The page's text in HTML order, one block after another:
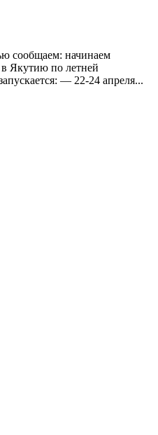
сообщаем: начинаем
Якутию по летней
— 22-24 апреля...